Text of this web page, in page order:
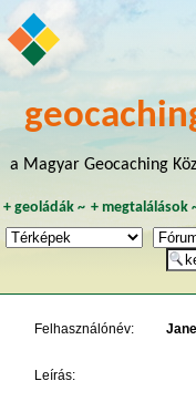
a Magyar Geocaching
+ geoládák~ +megtalálások
Felhasználónév:
Leírás: